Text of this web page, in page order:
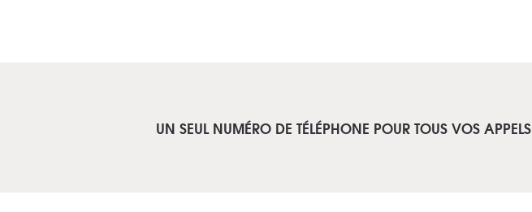
UN SEUL NUMÉRO DE TÉLÉPHONE POUR TOUS VOS APPELS